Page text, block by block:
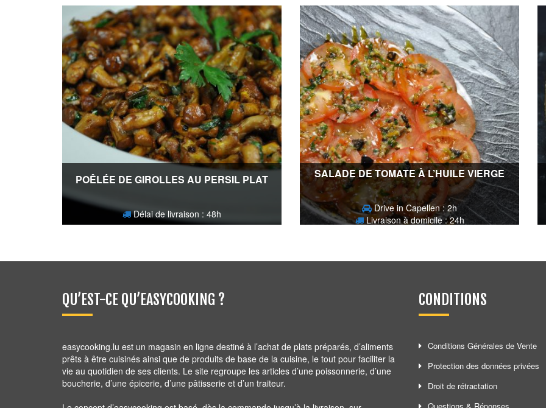
POÊLÉE DE GIROLLES AU PERSIL PLAT
Délai de livraison : 48h
SALADE DE TOMATE À L’HUILE VIERGE
Drive in Capellen : 2h
Livraison à domicile : 24h
QU’EST-CE QU’EASYCOOKING ?
easycooking.lu est un magasin en ligne destiné à l’achat de plats préparés, d’aliments
prêts à être cuisinés ainsi que de produits de base de la cuisine, le tout pour faciliter la
vie au quotidien de ses clients. Le site regroupe les articles d’une poissonnerie, d’une
boucherie, d’une épicerie, d’une pâtisserie et d’un traiteur.
CONDITIONS
Conditions Générales de Vente
Protection des données privées
Droit de rétractation